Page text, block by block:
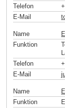
Telefon
E-Mail
Name
Funktion
Telefon
E-Mail
Name
Funktion